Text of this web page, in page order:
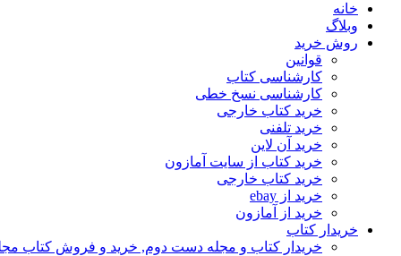
خانه
وبلاگ
روش خرید
قوانین
کارشناسی کتاب
کارشناسی نسخ خطی
خرید کتاب خارجی
خرید تلفنی
خرید آن لاین
خرید کتاب از سایت آمازون
خرید کتاب خارجی
خرید از ebay
خرید از آمازون
خریدار کتاب
خریدار کتاب و مجله دست دوم, خرید و فروش کتاب